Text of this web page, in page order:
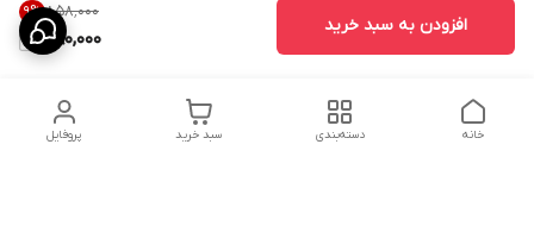
۸۵۸٬۰۰۰ 9%
780,000
افزودن به سبد خرید
پروفایل سبد خرید دسته‌بندی خانه